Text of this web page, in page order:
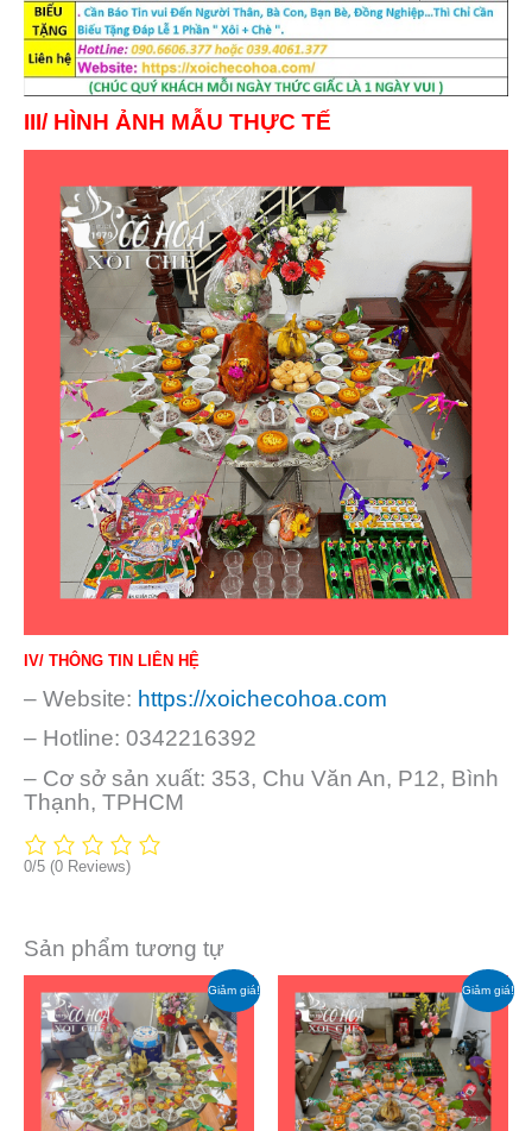
III/ HÌNH ẢNH MẪU THỰC TẾ
IV/ THÔNG TIN LIÊN HỆ
– Website: https://xoichecohoa.com
– Hotline: 0342216392
– Cơ sở sản xuất: 353, Chu Văn An, P12, Bình
Thạnh, TPHCM
0/5 (0 Reviews)
Sản phẩm tương tự
Giảm giá!
gốc
là:
₫ 1.781.000.
hiện
tại
là:
₫ 1.580.000.
Giảm giá!
gốc
là:
₫ 2.002.000.
hiện
tại
là:
₫ 1.790.000.